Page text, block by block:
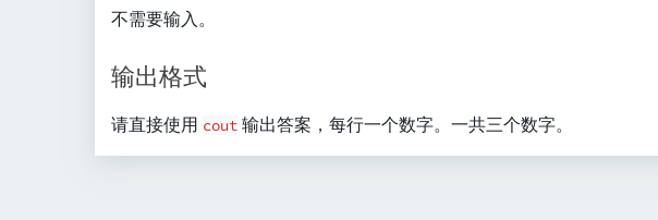
5
9
3
不需要输入。
输出格式
请直接使用 cout 输出答案，每行一个数字。一共三个数字。